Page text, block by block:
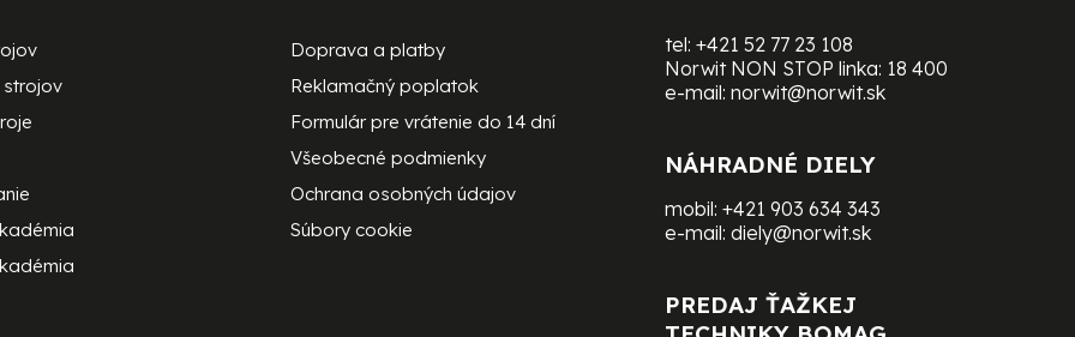
strojov
Doprava a platby
Reklamačný poplatok
Formulár pre vrátenie do 14 dní
Všeobecné podmienky
Ochrana osobných údajov
Súbory cookie
tel: +421 52 77 23 108
Norwit NON STOP linka: 18 400
e-mail: norwit@norwit.sk
NÁHRADNÉ DIELY
mobil: +421 903 634 343
e-mail: diely@norwit.sk
PREDAJ ŤAŽKEJ